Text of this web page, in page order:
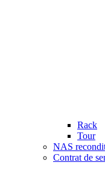
Rack
Tour
NAS
Contrat de